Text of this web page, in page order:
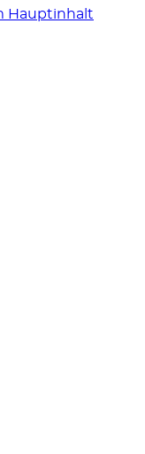
Hauptinhalt